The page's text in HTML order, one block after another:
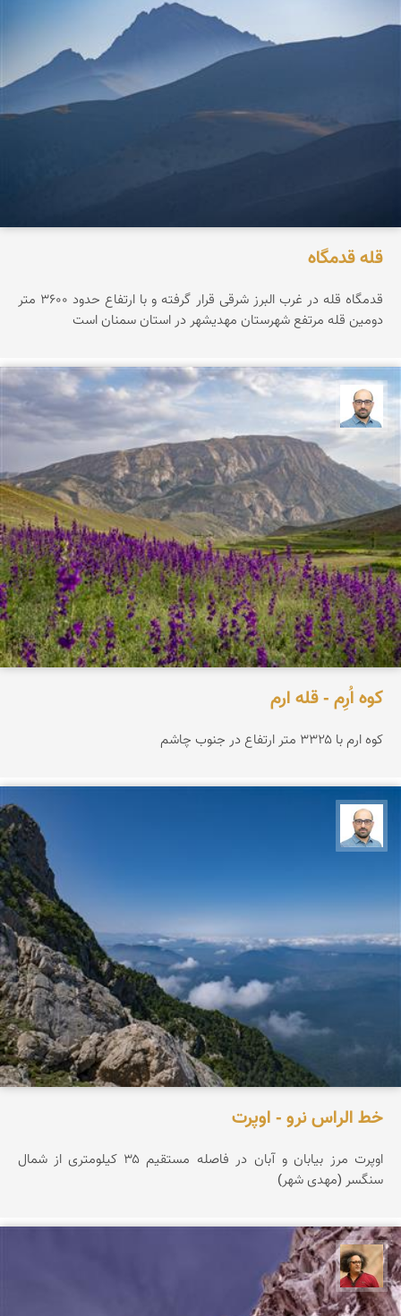
قله قدمگاه
قدمگاه قله در غرب البرز شرقی قرار گرفته و با ارتفاع حدود ۳۶0۰ متر
دومین قله مرتفع شهرستان مهدیشهر در استان سمنان است
کوه اُرِم - قله ارم
کوه ارم با ۳۳۲۵ متر ارتفاع در جنوب چاشم
خط الراس نرو - اوپرت
اوپرت مرز بیابان و آبان در فاصله مستقیم ۳۵ کیلومتری از شمال
سنگسر (مهدی شهر)
مصطفی ربیعی بهشتی